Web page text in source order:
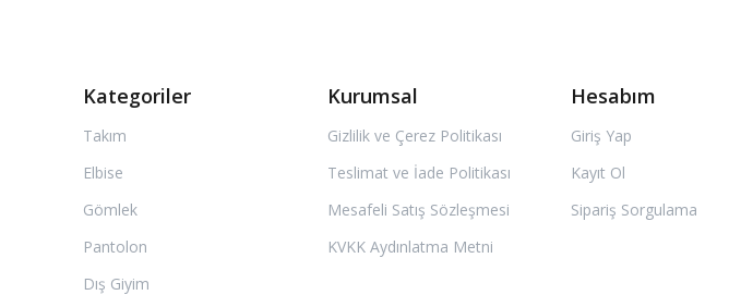
Kategoriler
Takım
Elbise
Gömlek
Pantolon
Dış Giyim
Kurumsal
Gizlilik ve Çerez Politikası
Teslimat ve İade Politikası
Mesafeli Satış Sözleşmesi
KVKK Aydınlatma Metni
Hesabım
Giriş Yap
Kayıt Ol
Sipariş Sorgulama